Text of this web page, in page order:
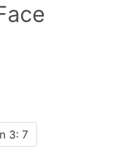
3: 7